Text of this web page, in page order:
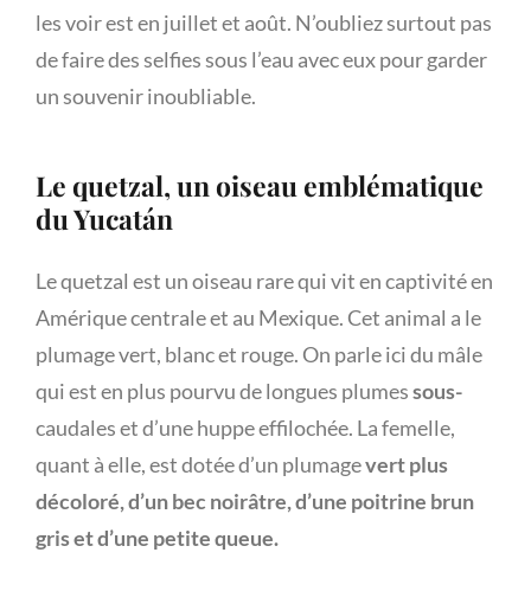
les voir est en juillet et août. N’oubliez surtout pas
de faire des selfies sous l’eau avec eux pour garder
un souvenir inoubliable.
Le quetzal, un oiseau emblématique
du Yucatán
Le quetzal est un oiseau rare qui vit en captivité en
Amérique centrale et au Mexique. Cet animal a le
plumage vert, blanc et rouge. On parle ici du mâle
qui est en plus pourvu de longues plumessous-
caudales et d’une huppe effilochée. La femelle,
quant à elle, est dotée d’un plumagevert plus
décoloré, d’un bec noirâtre, d’une poitrine brun
gris et d’une petite queue.